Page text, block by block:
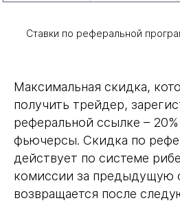
Ставки по реферальной
Максимальная скидка,
получить трейдер,
реферальной ссылке – 20%
фьючерсы. Скидка по
действует по системе
комиссии за предыдущую
возвращается после